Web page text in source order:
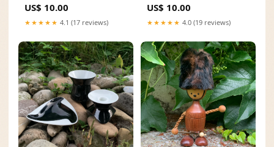
US$ 10.00
★★★★★ 4.1 (17 reviews)
US$ 10.00
★★★★★ 4.0 (19 reviews)